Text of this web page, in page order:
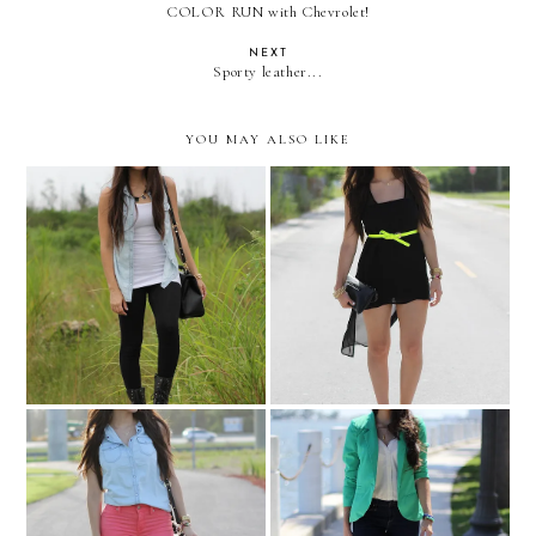
COLOR RUN with Chevrolet!
NEXT
Sporty leather...
YOU MAY ALSO LIKE
Rock and rain! Buzzing just like neon!
Summer breeze!
Celebrity inspired: